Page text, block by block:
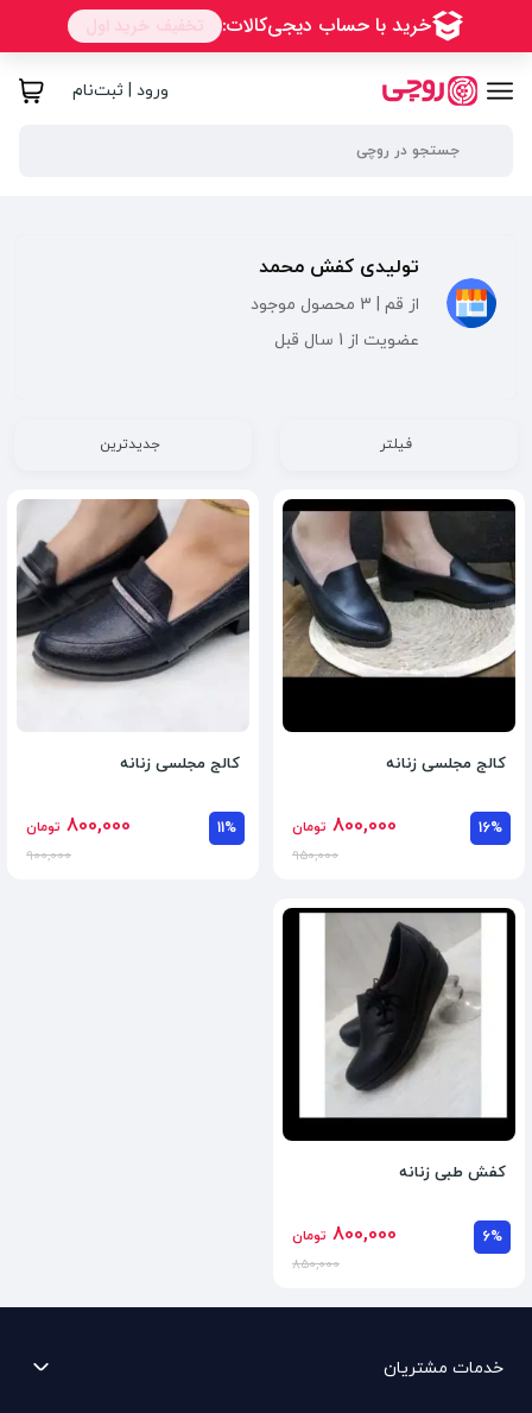
ورود | ثبت‌نام
تولیدی کفش محمد
از قم | 3 محصول موجود
عضویت از 1 سال قبل
فیلتر جدیدترین
کالج مجلسی زنانه
16%
800,000 تومان
950,000
کالج مجلسی زنانه
11%
800,000 تومان
900,000
کفش طبی زنانه
6%
800,000 تومان
850,000
خدمات مشتریان